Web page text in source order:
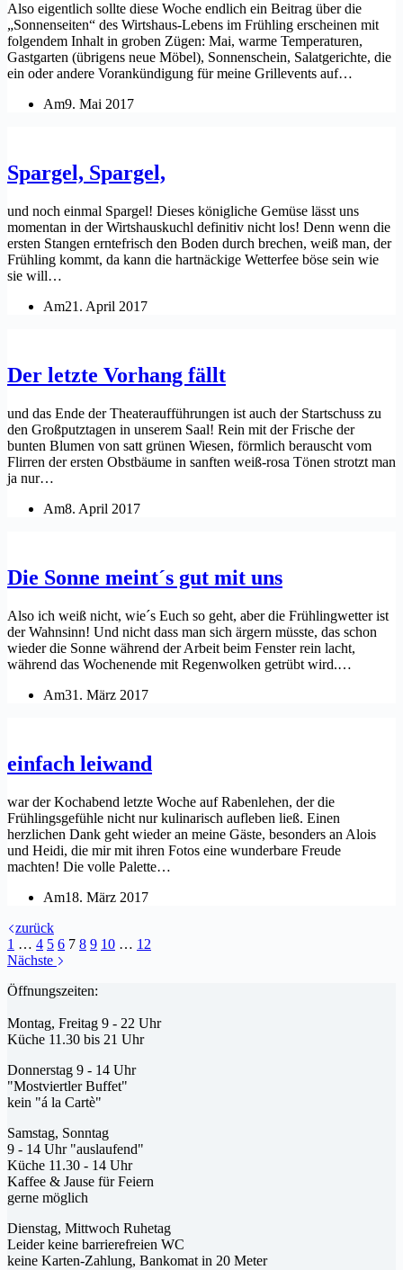
Also eigentlich sollte diese Woche endlich ein Beitrag über die
„Sonnenseiten“ des Wirtshaus-Lebens im Frühling erscheinen mit
folgendem Inhalt in groben Zügen: Mai, warme Temperaturen,
Gastgarten (übrigens neue Möbel), Sonnenschein, Salatgerichte, die
ein oder andere Vorankündigung für meine Grillevents auf…
Am9. Mai 2017
Spargel, Spargel,
und noch einmal Spargel! Dieses königliche Gemüse lässt uns
momentan in der Wirtshauskuchl definitiv nicht los! Denn wenn die
ersten Stangen erntefrisch den Boden durch brechen, weiß man, der
Frühling kommt, da kann die hartnäckige Wetterfee böse sein wie
sie will…
Am21. April 2017
Der letzte Vorhang fällt
und das Ende der Theateraufführungen ist auch der Startschuss zu
den Großputztagen in unserem Saal! Rein mit der Frische der
bunten Blumen von satt grünen Wiesen, förmlich berauscht vom
Flirren der ersten Obstbäume in sanften weiß-rosa Tönen strotzt man
ja nur…
Am8. April 2017
Die Sonne meint´s gut mit uns
Also ich weiß nicht, wie´s Euch so geht, aber die Frühlingwetter ist
der Wahnsinn! Und nicht dass man sich ärgern müsste, das schon
wieder die Sonne während der Arbeit beim Fenster rein lacht,
während das Wochenende mit Regenwolken getrübt wird.…
Am31. März 2017
einfach leiwand
war der Kochabend letzte Woche auf Rabenlehen, der die
Frühlingsgefühle nicht nur kulinarisch aufleben ließ. Einen
herzlichen Dank geht wieder an meine Gäste, besonders an Alois
und Heidi, die mir mit ihren Fotos eine wunderbare Freude
machten! Die volle Palette…
Am18. März 2017
zurück
1 … 4 5 6 7 8 9 10 … 12
Nächste
Öffnungszeiten:
Montag, Freitag 9 - 22 Uhr
Küche 11.30 bis 21 Uhr
Donnerstag 9 - 14 Uhr
"Mostviertler Buffet"
kein "á la Cartè"
Samstag, Sonntag
9 - 14 Uhr "auslaufend"
Küche 11.30 - 14 Uhr
Kaffee & Jause für Feiern
gerne möglich
Dienstag, Mittwoch Ruhetag
Leider keine barrierefreien WC
keine Karten-Zahlung, Bankomat in 20 Meter